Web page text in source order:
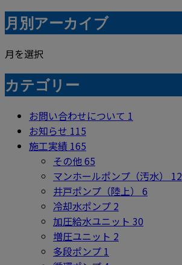
月別アーカイブ
月を選択
カテゴリー
お問い合わせについて 1
お知らせ 115
施工実績 165
その他65
マンホールポンプ（汚水） 12
井戸ポンプ（陸上） 6
冷却水ポンプ 2
加圧給水ユニット 30
増圧ユニット 2
多段ポンプ 1